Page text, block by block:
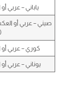
ياباني – عربي
صيني – عربي أو
كوري – عربي أو
يوناني – عربي